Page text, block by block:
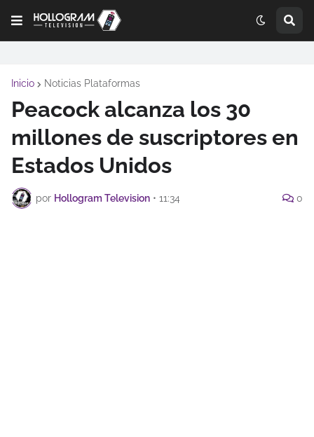
Inicio Noticias Plataformas
Peacock alcanza los 30
millones de suscriptores en
Estados Unidos
por Hollogram Television • 11:34 0